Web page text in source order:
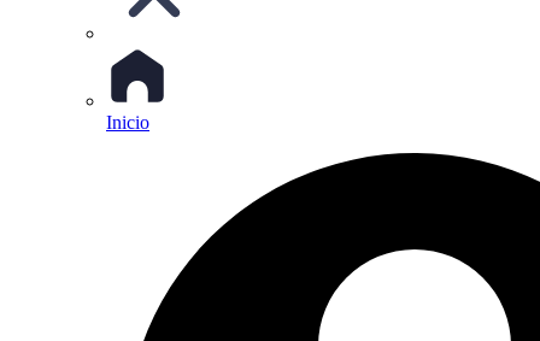
Inicio